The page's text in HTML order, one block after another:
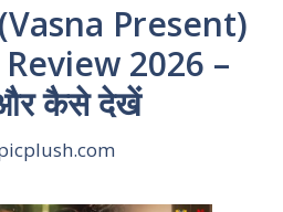
(Vasna Present)
2026 –
और कैसे देखें